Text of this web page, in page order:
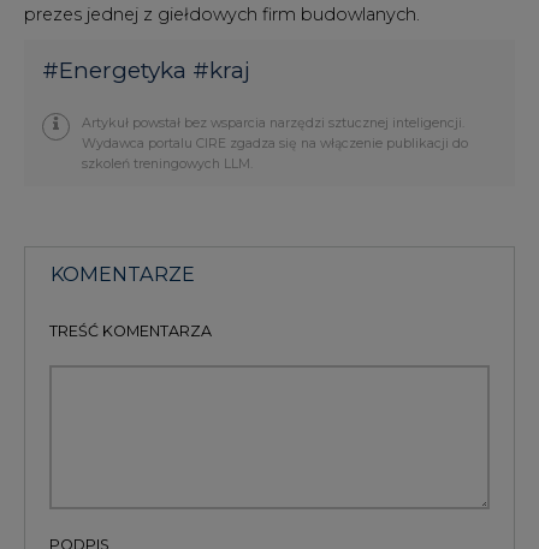
prezes jednej z giełdowych firm budowlanych.
#Energetyka #kraj
Artykuł powstał bez wsparcia narzędzi sztucznej inteligencji.
Wydawca portalu CIRE zgadza się na włączenie publikacji do
szkoleń treningowych LLM.
KOMENTARZE
TREŚĆ KOMENTARZA
PODPIS